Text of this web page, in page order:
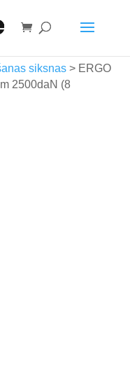
Grozs
siksnas > ERGO
2500daN (8